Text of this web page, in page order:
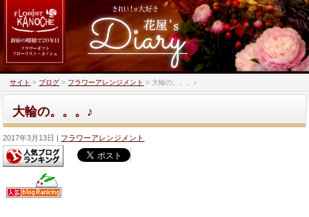
サイト > ブログ > フラワーアレンジメント > 大輪の。。。♪
大輪の。。。♪
2017年3月13日 フラワーアレンジメント